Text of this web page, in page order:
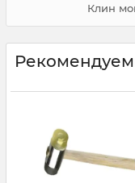
Клин